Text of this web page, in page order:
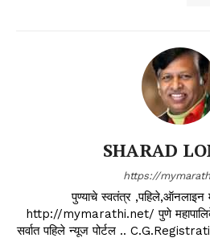
SHARAD
https://
पुण्याचे स्वतंत्र ,पहिले,ऑनलाइन
http://mymarathi.net/ पुणे
सर्वात पहिले न्यूज पोर्टल ..